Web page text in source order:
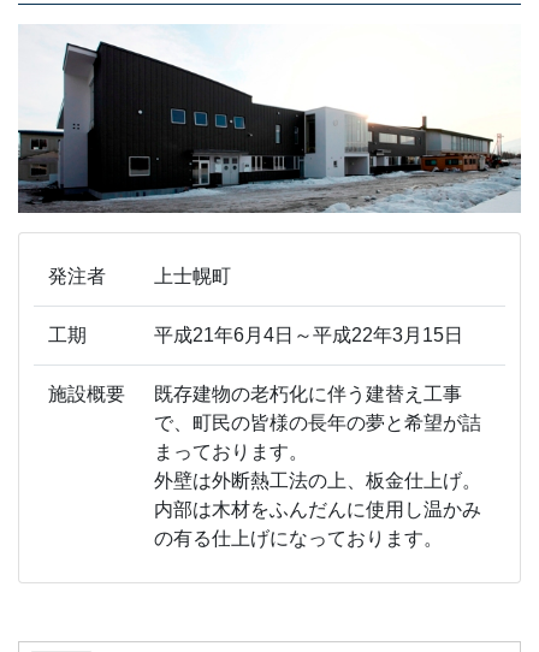
発注者 上士幌町
工期 平成21年6月4日～平成22年3月15日
施設概要
既存建物の老朽化に伴う建替え工事
で、町民の皆様の長年の夢と希望が詰
まっております。
外壁は外断熱工法の上、板金仕上げ。
内部は木材をふんだんに使用し温かみ
の有る仕上げになっております。